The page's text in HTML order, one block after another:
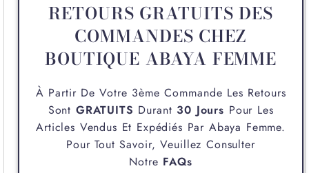
RETOURS GRATUITS DES
COMMANDES CHEZ
BOUTIQUE ABAYA FEMME
À Partir De Votre 3ème Commande Les Retours
Sont GRATUITS Durant 30 Jours Pour Les
Articles Vendus Et Expédiés Par Abaya Femme.
Pour Tout Savoir, Veuillez Consulter
Notre FAQs